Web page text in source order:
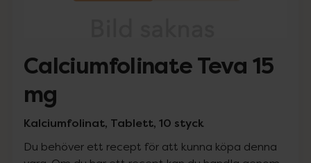
Calciumfolinate Teva 15
mg
Kalciumfolinat, Tablett, 10 styck
Du behöver ett recept för att kunna köpa denna